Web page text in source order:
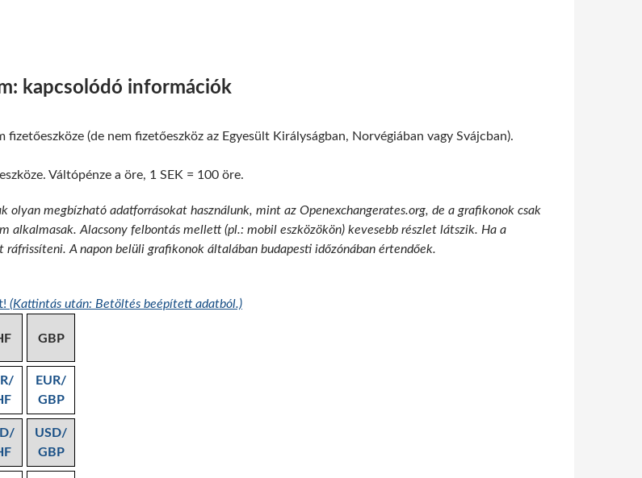
kapcsolódó információk
fizetőeszköze (de nem fizetőeszköz az Egyesült Királyságban, Norvégiában vagy Svájcban).
Váltópénze a öre, 1 SEK = 100 öre.
olyan megbízható adatforrásokat használunk, mint az Openexchangerates.org, de a grafikonok csak
alkalmasak. Alacsony felbontás mellett (pl.: mobil eszközökön) kevesebb részlet látszik. Ha a
A napon belüli grafikonok általában budapesti időzónában értendőek.
(Kattintás után: Betöltés beépített adatból.)
GBP
EUR/
GBP
USD/
GBP